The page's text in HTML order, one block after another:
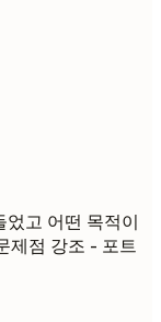
고 어떤 목적이
제점 강조 - 포트